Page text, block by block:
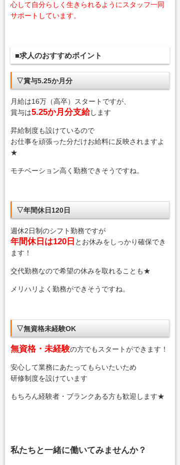
心して自分らしく生きられるようにスタッフ一同
サポートしています。
■求人のおすすめポイント
▽賞与5.25か月分
月給は16万（高卒）スタートですが、
賞与は5.25か月分支給します
昇給制度も設けているので
お仕事を頑張った分だけお給料に反映されますよ
★
モチベーション高く勤務できそうですね。
▽年間休日120日
週休2日制のシフト勤務ですが
年間休日は120日 とお休みをしっかり確保でき
ます！
交代勤務なので希望の休みを取れることも★
メリハリよく勤務ができそうですね。
▽無資格未経験OK
無資格・未経験の方でもスタートができます！
安心して業務にあたってもらいたいため
研修制度を設けています
もちろん経験者・ブランクある方も歓迎します★
私たちと一緒に働いてみませんか？